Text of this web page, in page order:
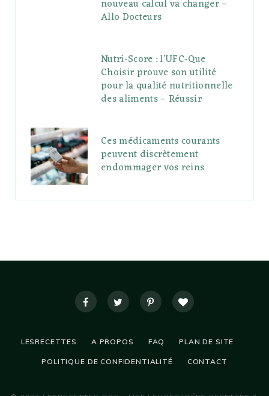
nouveau calcul va changer –
Allo Docteurs
Nutri-Score : l’UFC-Que
Choisir prouve son utilité
pour la qualité nutritionnelle
des aliments – Réussir
Ces médicaments courants
peuvent discrètement
endommager vos reins
LESRECETTES A PROPOS FAQ PLAN DE SITE
POLITIQUE DE CONFIDENTIALITÉ CONTACT